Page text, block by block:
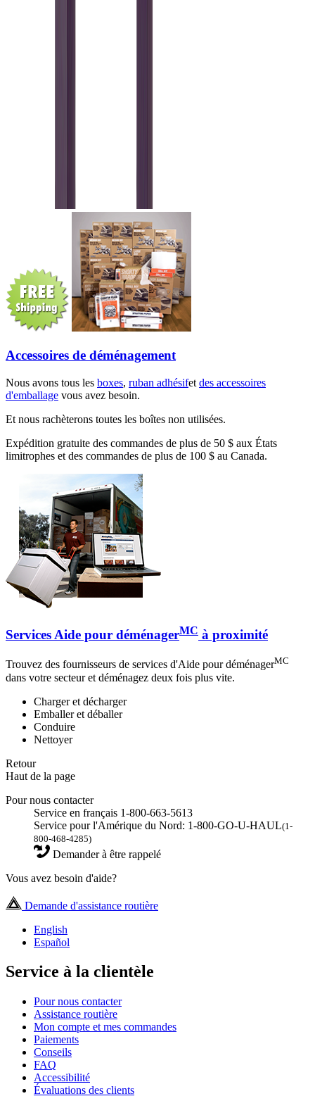
Accessoires de déménagement
Nous avons tous les boxes, ruban adhésifet des accessoires
d'emballage vous avez besoin.
Et nous rachèterons toutes les boîtes non utilisées.
Expédition gratuite des commandes de plus de 50 $ aux États
limitrophes et des commandes de plus de 100 $ au Canada.
Services Aide pour déménagerMC à proximité
Trouvez des fournisseurs de services d'Aide pour déménagerMC
dans votre secteur et déménagez deux fois plus vite.
Charger et décharger
Emballer et déballer
Conduire
Nettoyer
Retour
Haut de la page
Pour nous contacter
Service en français 1-800-663-5613
Service pour l'Amérique du Nord: 1-800-GO-U-HAUL(1-
800-468-4285)
Demander à être rappelé
Vous avez besoin d'aide?
Demande d'assistance routière
English
Español
Service à la clientèle
Pour nous contacter
Assistance routière
Mon compte et mes commandes
Paiements
Conseils
FAQ
Accessibilité
Évaluations des clients